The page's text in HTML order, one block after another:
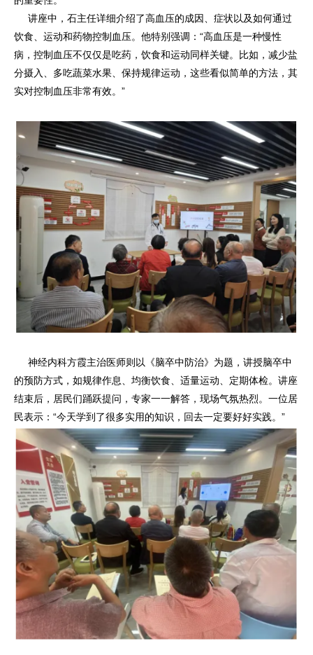
讲座中，石主任详细介绍了高血压的成因、症状以及如何通过
饮食、运动和药物控制血压。他特别强调：“高血压是一种慢性
病，控制血压不仅仅是吃药，饮食和运动同样关键。比如，减少盐
分摄入、多吃蔬菜水果、保持规律运动，这些看似简单的方法，其
实对控制血压非常有效。”
神经内科方霞主治医师则以《脑卒中防治》为题，讲授脑卒中
的预防方式，如规律作息、均衡饮食、适量运动、定期体检。讲座
结束后，居民们踊跃提问，专家一一解答，现场气氛热烈。一位居
民表示：“今天学到了很多实用的知识，回去一定要好好实践。”